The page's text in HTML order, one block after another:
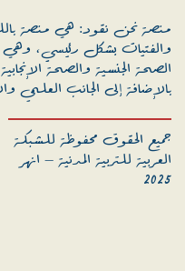
منصة نحن نقود: هي منصة
والفتيات بشكل رئيسي، وهي
الصحة الجنسية والصحة
بالإضافة إلى الجانب العلمي
جميع الحقوق محفوظة للشبكة
العربية للتربية المدنية – انهر
2025